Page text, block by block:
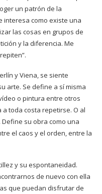
un patrón de la
interesa como existe una
las cosas en grupos de
y la diferencia. Me
y Viena, se siente
arte. Se define a sí misma
o pintura entre otros
toda costa repetirse. O al
su obra como una
el caos y el orden, entre la
y su espontaneidad.
de nuevo con ella
que puedan disfrutar de